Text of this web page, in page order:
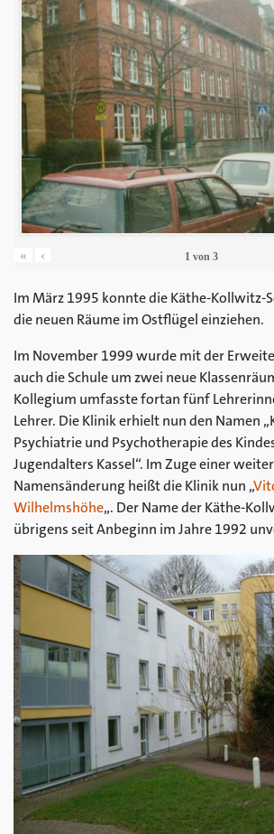
« ‹ 1 von3
Im März 1995 konnte die Käthe-Kollwitz-
die neuen Räume im Ostflügel einziehen.
Im November 1999 wurde mit der
auch die Schule um zwei neue
Kollegium umfasste fortan fünf
Lehrer. Die Klinik erhielt nun den Namen
Psychiatrie und Psychotherapie des
Jugendalters Kassel“. Im Zuge einer
Namensänderung heißt die Klinik nun „
Wilhelmshöhe„. Der Name der Käthe-
übrigens seit Anbeginn im Jahre 1992